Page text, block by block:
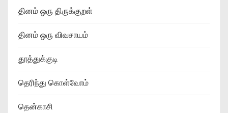
தினம் ஒரு திருக்குறள்
தினம் ஒரு விவசாயம்
தூத்துக்குடி
தெரிந்து கொள்வோம்
தென்காசி